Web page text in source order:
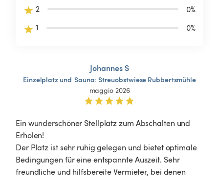
2
0%
1
0%
Johannes S
Einzelplatz und Sauna: Streuobstwiese Rubbertsmühle
maggio 2026
Ein wunderschöner Stellplatz zum Abschalten und
Erholen!
Der Platz ist sehr ruhig gelegen und bietet optimale
Bedingungen für eine entspannte Auszeit. Sehr
freundliche und hilfsbereite Vermieter, bei denen